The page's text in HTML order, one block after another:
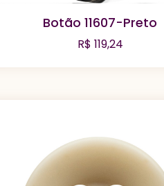
Botão 11607-Preto
R$ 119,24